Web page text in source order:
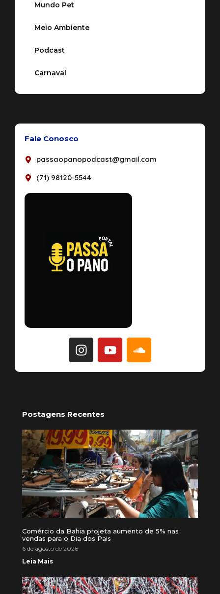
Mundo Pet
Meio Ambiente
Podcast
Carnaval
Fale Conosco
passaopanopodcast@gmail.com
(71) 98120-5544
Postagens Recentes
Comércio da Bahia projeta aumento de 5% nas
vendas para o Dia dos Pais
6 de agosto de 2026
Leia Mais